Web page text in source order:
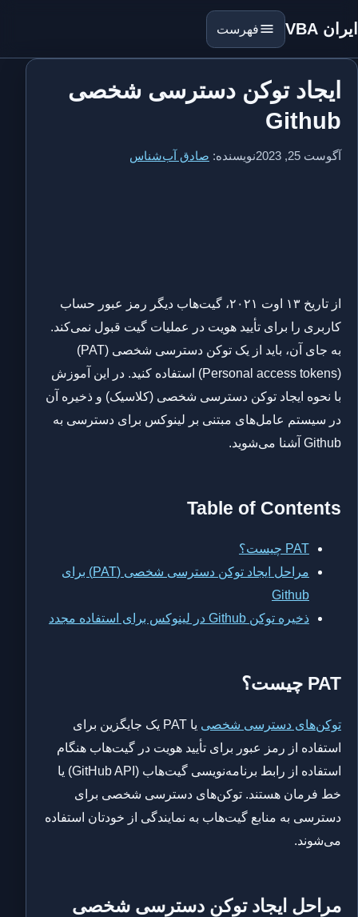
ایران VBA فهرست
ایجاد توکن دسترسی شخصی
Github
آگوست 25, 2023 نویسنده: صادق آب‌شناس
از تاریخ ۱۳ اوت ۲۰۲۱، گیت‌هاب دیگر رمز عبور حساب
کاربری را برای تأیید هویت در عملیات گیت قبول نمی‌کند.
به جای آن، باید از یک توکن دسترسی شخصی (PAT)
(Personal access tokens) استفاده کنید. در این آموزش
با نحوه ایجاد توکن دسترسی شخصی (کلاسیک) و ذخیره آن
در سیستم عامل‌های مبتنی بر لینوکس برای دسترسی به
Github آشنا می‌شوید.
Table of Contents
PAT چیست؟
مراحل ایجاد توکن دسترسی شخصی (PAT) برای
Github
ذخیره توکن Github در لینوکس برای استفاده مجدد
PAT چیست؟
توکن‌های دسترسی شخصی
یا PAT یک جایگزین برای
استفاده از رمز عبور برای تأیید هویت در گیت‌هاب هنگام
استفاده از رابط برنامه‌نویسی گیت‌هاب (GitHub API) یا
خط فرمان هستند. توکن‌های دسترسی شخصی برای
دسترسی به منابع گیت‌هاب به نمایندگی از خودتان استفاده
می‌شوند.
مراحل ایجاد توکن دسترسی شخصی